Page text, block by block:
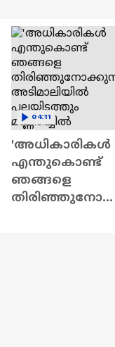
'അധികാരികൾ
എന്തുകൊണ്ട്
ഞങ്ങളെ
തിരിഞ്ഞുനോ
04:11